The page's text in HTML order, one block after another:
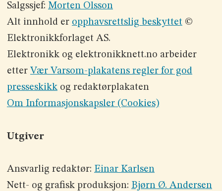
Salgssjef: Morten Olsson
Alt innhold er opphavsrettslig beskyttet©
Elektronikkforlaget AS.
Elektronikk og elektronikknett.no arbeider
etter Vær Varsom-plakatens regler for god
presseskikkog redaktørplakaten
Om Informasjonskapsler (Cookies)
Utgiver
Ansvarlig redaktør: Einar Karlsen
Nett- og grafisk produksjon: Bjørn Ø. Andersen